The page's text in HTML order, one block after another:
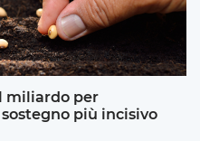
miliardo per
più incisivo